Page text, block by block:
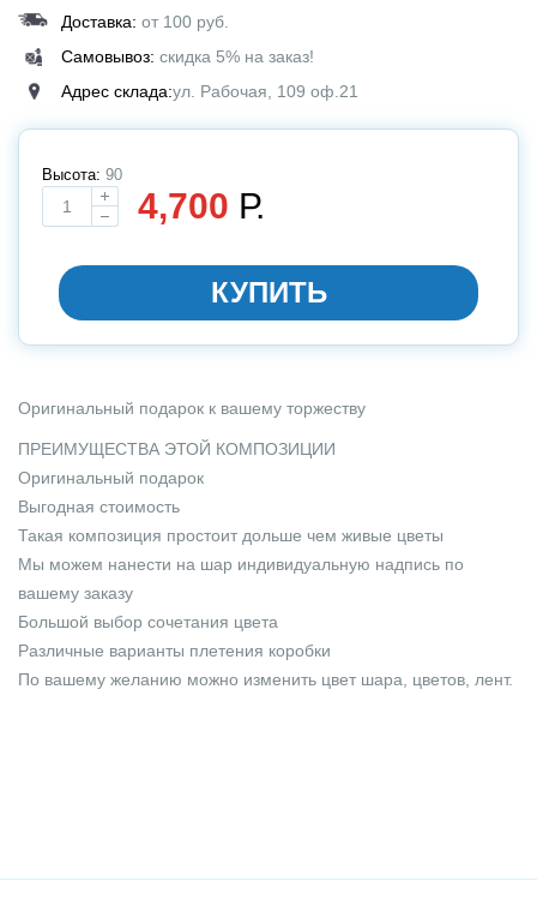
Доставка: от 100 руб.
Самовывоз: скидка 5% на заказ!
Адрес склада:ул. Рабочая, 109 оф.21
Высота: 90
4,700 Р.
КУПИТЬ
Оригинальный подарок к вашему торжеству
ПРЕИМУЩЕСТВА ЭТОЙ КОМПОЗИЦИИ
Оригинальный подарок
Выгодная стоимость
Такая композиция простоит дольше чем живые цветы
Мы можем нанести на шар индивидуальную надпись по
вашему заказу
Большой выбор сочетания цвета
Различные варианты плетения коробки
По вашему желанию можно изменить цвет шара, цветов, лент.